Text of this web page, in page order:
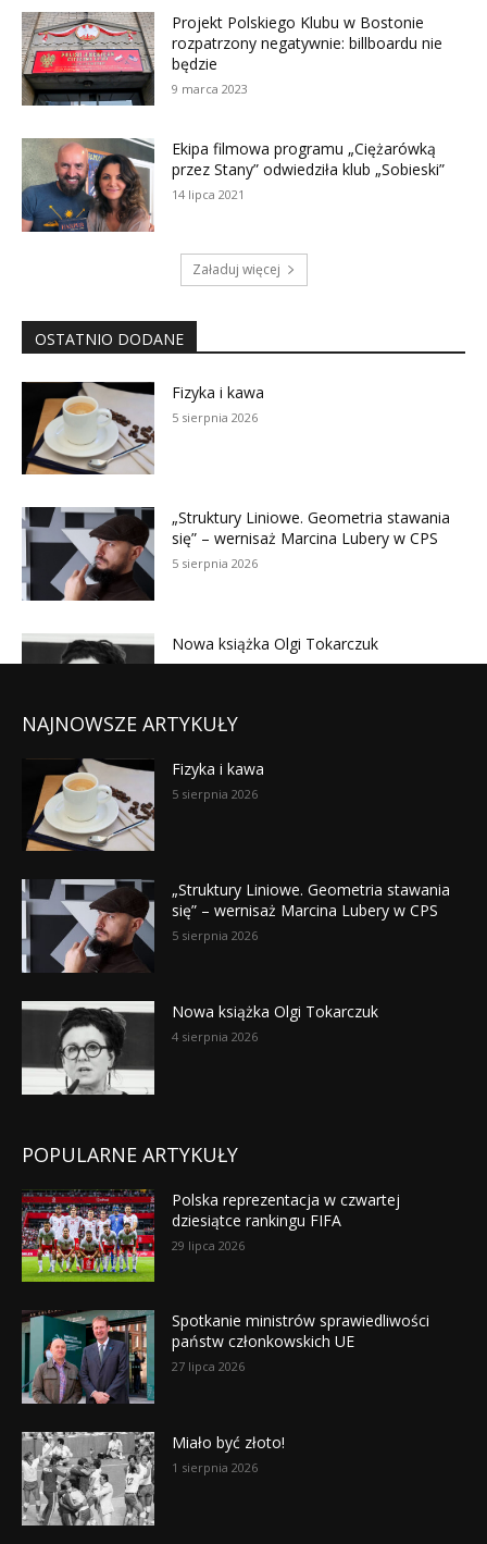
NAJNOWSZE ARTYKUŁY
Fizyka i kawa
5 sierpnia 2026
„Struktury Liniowe. Geometria stawania
się” – wernisaż Marcina Lubery w CPS
5 sierpnia 2026
Nowa książka Olgi Tokarczuk
4 sierpnia 2026
POPULARNE ARTYKUŁY
Polska reprezentacja w czwartej
dziesiątce rankingu FIFA
29 lipca 2026
Spotkanie ministrów sprawiedliwości
państw członkowskich UE
27 lipca 2026
Miało być złoto!
1 sierpnia 2026